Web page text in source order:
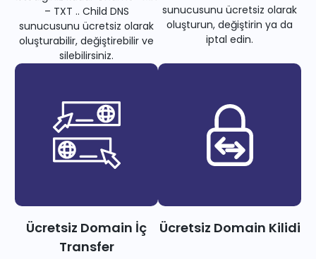
– TXT .. Child DNS
sunucusunu ücretsiz olarak
oluşturabilir, değiştirebilir ve
silebilirsiniz.
sunucusunu ücretsiz olarak
oluşturun, değiştirin ya da
iptal edin.
Ücretsiz Domain İç
Transfer
Ücretsiz Domain Kilidi